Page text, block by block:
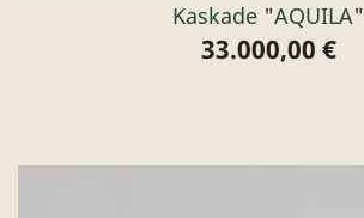
Kaskade "AQUILA"
Preis
33.000,00 €